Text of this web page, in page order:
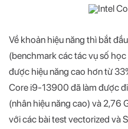
Về khoản hiệu năng thì bắt
(benchmark các tác vụ số học
được hiệu năng cao hơn từ
Core i9-13900 đã làm được
(nhân hiệu năng cao) và 2,76
với các bài test vectorized và